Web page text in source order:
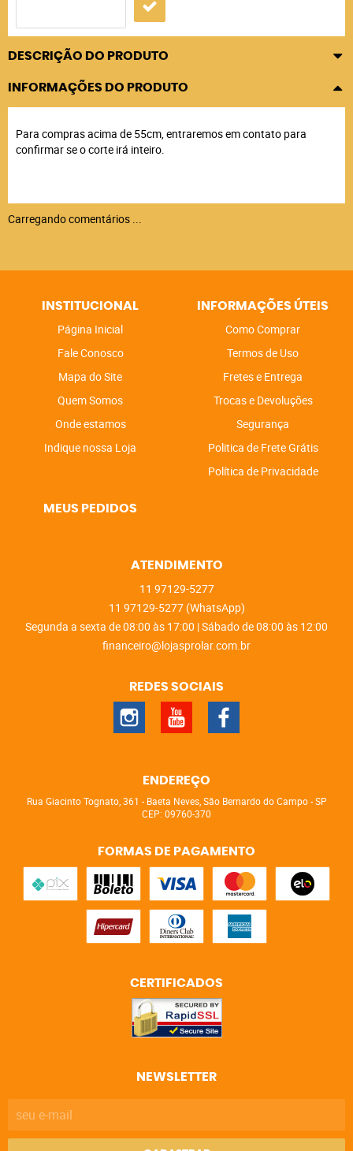
DESCRIÇÃO DO PRODUTO
INFORMAÇÕES DO PRODUTO
Para compras acima de 55cm, entraremos em contato para
confirmar se o corte irá inteiro.
Carregando comentários ...
INSTITUCIONAL
Página Inicial
Fale Conosco
Mapa do Site
Quem Somos
Onde estamos
Indique nossa Loja
INFORMAÇÕES ÚTEIS
Como Comprar
Termos de Uso
Fretes e Entrega
Trocas e Devoluções
Segurança
Politica de Frete Grátis
Política de Privacidade
MEUS PEDIDOS
ATENDIMENTO
11 97129-5277
11 97129-5277 (WhatsApp)
Segunda a sexta de 08:00 às 17:00 | Sábado de 08:00 às 12:00
financeiro@lojasprolar.com.br
REDES SOCIAIS
ENDEREÇO
Rua Giacinto Tognato, 361 - Baeta Neves, São Bernardo do Campo-SP
CEP: 09760-370
FORMAS DE PAGAMENTO
CERTIFICADOS
NEWSLETTER